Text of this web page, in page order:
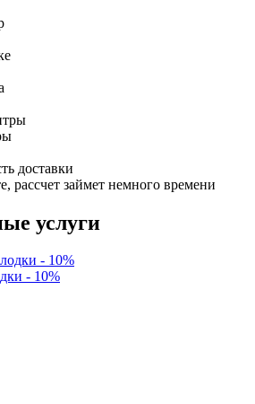
доставки
рассчет займет немного времени
услуги
- 10%